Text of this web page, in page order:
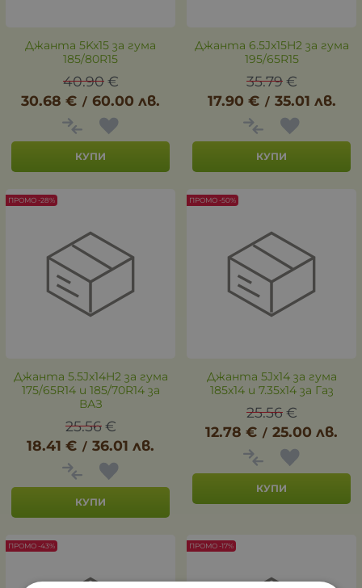
Джанта 5Kx15 за гума
185/80R15
40.90 €
30.68 € / 60.00 лв.
КУПИ
Джанта 6.5Jx15H2 за гума
195/65R15
35.79 €
17.90 € / 35.01 лв.
КУПИ
Джанта 5.5Jx14H2 за гума
175/65R14 и 185/70R14 за
ВАЗ
25.56 €
18.41 € / 36.01 лв.
КУПИ
ПРОМО -28%
Джанта 5Jх14 за гума
185х14 и 7.35х14 за Газ
25.56 €
12.78 € / 25.00 лв.
КУПИ
ПРОМО -50%
ПРОМО -43% ПРОМО -17%